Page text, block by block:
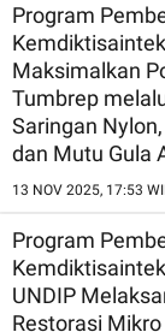
Program
Maksimalkan
Tumbrep
Saringan
dan Mutu Gula
13 NOV 2025, 17:53
Program
UNDIP
Restorasi